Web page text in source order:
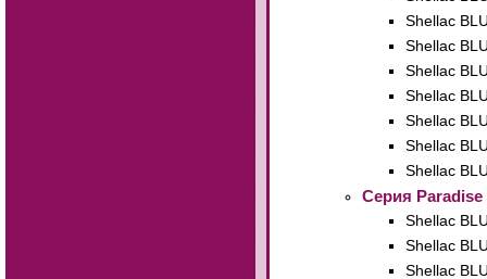
Shellac
Shellac
Shellac
Shellac
Shellac
Shellac
Shellac
Серия Paradise
Shellac
Shellac
Shellac